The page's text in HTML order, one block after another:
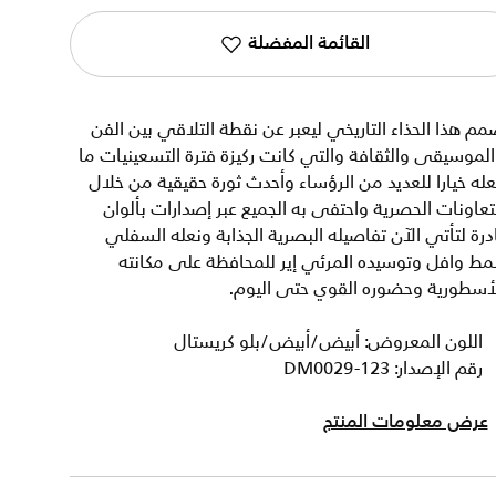
القائمة المفضلة
هذا الحذاء التاريخي ليعبر عن نقطة التلاقي بين الفن
والثقافة والتي كانت ركيزة فترة التسعينيات ما
خيارا للعديد من الرؤساء وأحدث ثورة حقيقية من خلال
الحصرية واحتفى به الجميع عبر إصدارات بألوان
لتأتي الآن تفاصيله البصرية الجذابة ونعله السفلي
وافل وتوسيده المرئي إير للمحافظة على مكانته
وحضوره القوي حتى اليوم.
اللون المعروض: أبيض/أبيض/بلو كريستال
رقم الإصدار: DM0029-123
عرض معلومات المنتج